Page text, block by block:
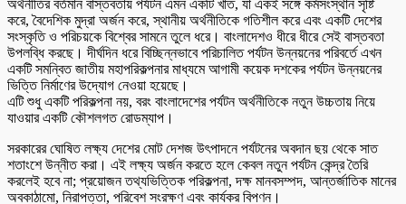
অর্থনীতির বর্তমান বাস্তবতায় পর্যটন এমন একটি খাত, যা একই সঙ্গে কর্মসংস্থান সৃষ্টি
করে, বৈদেশিক মুদ্রা অর্জন করে, স্থানীয় অর্থনীতিকে গতিশীল করে এবং একটি দেশের
সংস্কৃতি ও পরিচয়কে বিশ্বের সামনে তুলে ধরে। বাংলাদেশও ধীরে ধীরে সেই বাস্তবতা
উপলব্ধি করছে। দীর্ঘদিন ধরে বিচ্ছিন্নভাবে পরিচালিত পর্যটন উন্নয়নের পরিবর্তে এখন
একটি সমন্বিত জাতীয় মহাপরিকল্পনার মাধ্যমে আগামী কয়েক দশকের পর্যটন উন্নয়নের
ভিত্তি নির্মাণের উদ্যোগ নেওয়া হয়েছে।
এটি শুধু একটি পরিকল্পনা নয়, বরং বাংলাদেশের পর্যটন অর্থনীতিকে নতুন উচ্চতায় নিয়ে
যাওয়ার একটি কৌশলগত রোডম্যাপ।
সরকারের ঘোষিত লক্ষ্য দেশের মোট দেশজ উৎপাদনে পর্যটনের অবদান ছয় থেকে সাত
শতাংশে উন্নীত করা। এই লক্ষ্য অর্জন করতে হলে কেবল নতুন পর্যটন কেন্দ্র তৈরি
করলেই হবে না; প্রয়োজন তথ্যভিত্তিক পরিকল্পনা, দক্ষ মানবসম্পদ, আন্তর্জাতিক মানের
অবকাঠামো, নিরাপত্তা, পরিবেশ সংরক্ষণ এবং কার্যকর বিপণন।